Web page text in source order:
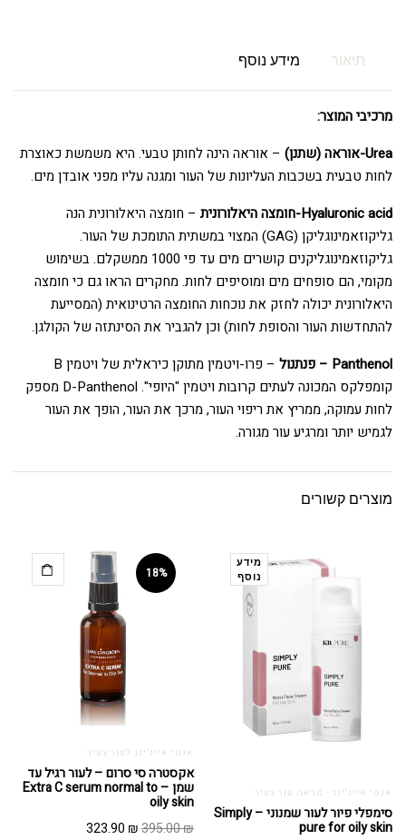
תיאור מידע נוסף
מרכיבי המוצר:
Urea-אוראה (שתנן)
– אוראה הינה לחותן טבעי. היא משמשת כאוצרת
לחות טבעית בשכבות העליונות של העור ומגנה עליו מפני אובדן מים.
Hyaluronic acid-חומצה היאלורונית
– חומצה היאלורונית הנה
גליקוזאמינוגליקן (GAG) המצוי במשתית התומכת של העור.
גליקוזאמינוגליקנים קושרים מים עד פי 1000 ממשקלם. בשימוש
מקומי, הם סופחים מים ומוסיפים לחות. מחקרים הראו גם כי חומצה
היאלורונית יכולה לחזק את נוכחות החומצה הרטינואית (המסייעת
להתחדשות העור והסופת לחות) וכן להגביר את הסינתזה של הקולגן.
Panthenol – פנתנול
– פרו-ויטמין מתוקן כיראלית של ויטמין B
קומפלקס המכונה לעתים קרובות ויטמין "היופי". D-Panthenol מספק
לחות עמוקה, ממריץ את ריפוי העור, מרכך את העור, הופך את העור
לגמיש יותר ומרגיע עור מגורה.
מוצרים קשורים
מידע
נוסף
אנטי אייג'ינג - מראה עור צעיר
סימפלי פיור לעור שמנוני – Simply
pure for oily skin
18%
אנטי אייג'ינג לעור צעיר
אקסטרה סי סרום – לעור רגיל עד
שמן – Extra C serum normal to
oily skin
395.00₪
המחיר323.90 ₪
המחיר